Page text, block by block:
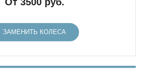
ЗАМЕНИТЬ КОЛЕСА